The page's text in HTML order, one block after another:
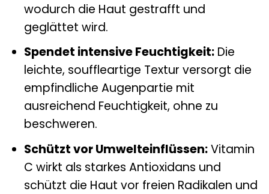
wodurch die Haut gestrafft und
geglättet wird.
Spendet intensive Feuchtigkeit:Die
leichte, souffleartige Textur versorgt die
empfindliche Augenpartie mit
ausreichend Feuchtigkeit, ohne zu
beschweren.
Schützt vor Umwelteinflüssen:Vitamin
C wirkt als starkes Antioxidans und
schützt die Haut vor freien Radikalen und